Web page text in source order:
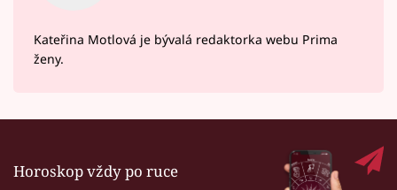
Kateřina Motlová je bývalá redaktorka webu Prima
ženy.
Horoskop vždy po ruce